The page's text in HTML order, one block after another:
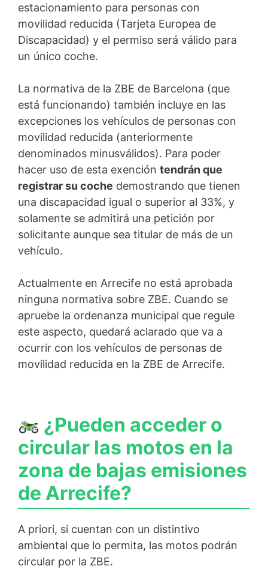
estacionamiento para personas con
movilidad reducida (Tarjeta Europea de
Discapacidad) y el permiso será válido para
un único coche.
La normativa de la ZBE de Barcelona (que
está funcionando) también incluye en las
excepciones los vehículos de personas con
movilidad reducida (anteriormente
denominados minusválidos). Para poder
hacer uso de esta exención tendrán que
registrar su coche demostrando que tienen
una discapacidad igual o superior al 33%, y
solamente se admitirá una petición por
solicitante aunque sea titular de más de un
vehículo.
Actualmente en Arrecife no está aprobada
ninguna normativa sobre ZBE. Cuando se
apruebe la ordenanza municipal que regule
este aspecto, quedará aclarado que va a
ocurrir con los vehículos de personas de
movilidad reducida en la ZBE de Arrecife.
¿Pueden acceder o
circular las motos en la
zona de bajas emisiones
de Arrecife?
A priori, si cuentan con un distintivo
ambiental que lo permita, las motos podrán
circular por la ZBE.